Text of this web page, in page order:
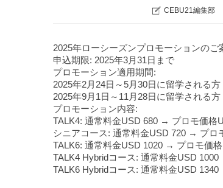
CEBU21編集部
2025年ローシーズンプロモーションのご
申込期限: 2025年3月31日まで
プロモーション適用期間:
2025年2月24日～5月30日に留学される
2025年9月1日～11月28日に留学される方
プロモーション内容:
TALK4: 通常料金USD 680 → プロモ価格
シニアコース: 通常料金USD 720 → プロ
TALK6: 通常料金USD 1020 → プロモ価格
TALK4 Hybridコース: 通常料金USD
TALK6 Hybridコース: 通常料金USD